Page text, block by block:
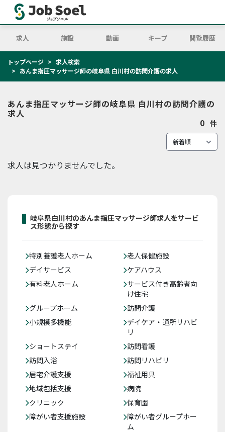
求人 施設 動画 キープ 閲覧履歴
トップページ
求人検索
あんま指圧マッサージ師の岐阜県 白川村の訪問介護の求人
あんま指圧マッサージ師の岐阜県 白川村の訪問介護の
求人
0 件
求人は見つかりませんでした。
岐阜県白川村のあんま指圧マッサージ師求人をサービ
ス形態から探す
特別養護老人ホーム
老人保健施設
デイサービス
ケアハウス
有料老人ホーム
サービス付き高齢者向
け住宅
グループホーム
訪問介護
小規模多機能
デイケア・通所リハビ
リ
ショートステイ
訪問看護
訪問入浴
訪問リハビリ
居宅介護支援
福祉用具
地域包括支援
病院
クリニック
保育園
障がい者支援施設
障がい者グループホー
ム